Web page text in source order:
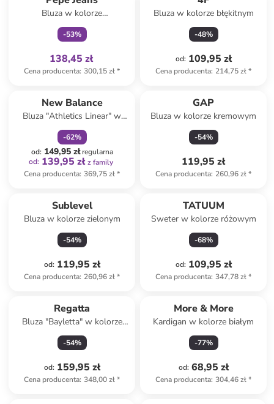
Bluza w kolorze
jasnoróżowym
-53%
138,45 zł
Cena producenta: 300,15 zł*
Bluza w kolorze błękitnym
-48%
od: 109,95 zł
Cena producenta: 214,75 zł*
New Balance
Bluza "Athletics Linear" w
kolorze kremowym
-62%
od: 149,95 złregularna
od: 139,95 zł z family
Cena producenta: 369,75 zł*
GAP
Bluza w kolorze kremowym
-54%
119,95 zł
Cena producenta: 260,96 zł*
Sublevel
Bluza w kolorze zielonym
-54%
od: 119,95 zł
Cena producenta: 260,96 zł*
TATUUM
Sweter w kolorze różowym
-68%
od: 109,95 zł
Cena producenta: 347,78 zł*
Regatta
Bluza "Bayletta" w kolorze
granatowym
-54%
od: 159,95 zł
Cena producenta: 348,00 zł*
More & More
Kardigan w kolorze białym
-77%
od: 68,95 zł
Cena producenta: 304,46 zł*